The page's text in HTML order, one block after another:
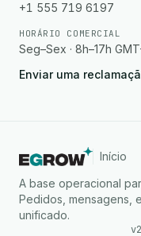
+1 555 719 6197
HORÁRIO COMERCIAL
Seg–Sex · 8h–17h
Enviar uma
Início
A base operacional
Pedidos, mensagens,
unificado.